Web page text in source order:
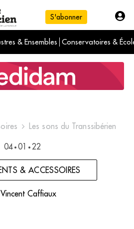
S'abonner
& Ensembles Conservatoires &
L'info du jour
numéro du mois
International
Les sons du Transsibérien
04 • 01 • 22
& ACCESSOIRES
Vincent Caffiaux